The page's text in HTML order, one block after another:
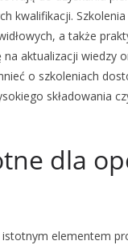
kwalifikacji.
a także
aktualizacji wiedzy
o szkoleniach
składowania
dla
elementem